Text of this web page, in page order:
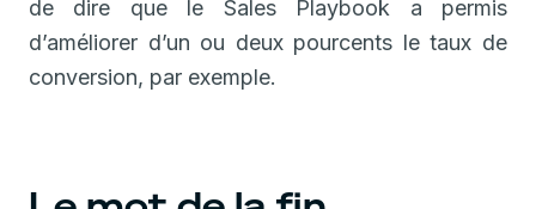
de dire que le Sales Playbook a permis
d’améliorer d’un ou deux pourcents le taux de
conversion, par exemple.